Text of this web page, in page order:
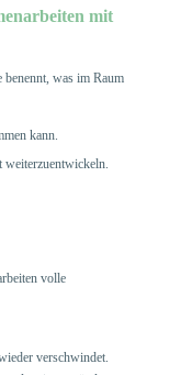
mit
was im Raum
kann.
weiterzuentwickeln.
volle
verschwindet.